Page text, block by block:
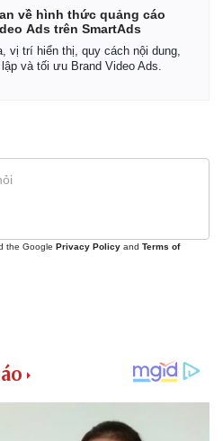
về hình thức quảng cáo
Ads trên SmartAds
vị trí hiển thị, quy cách nội dung,
và tối ưu Brand Video Ads.
the Google Privacy Policy and Terms of